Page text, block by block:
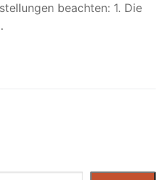
beachten: 1. Die